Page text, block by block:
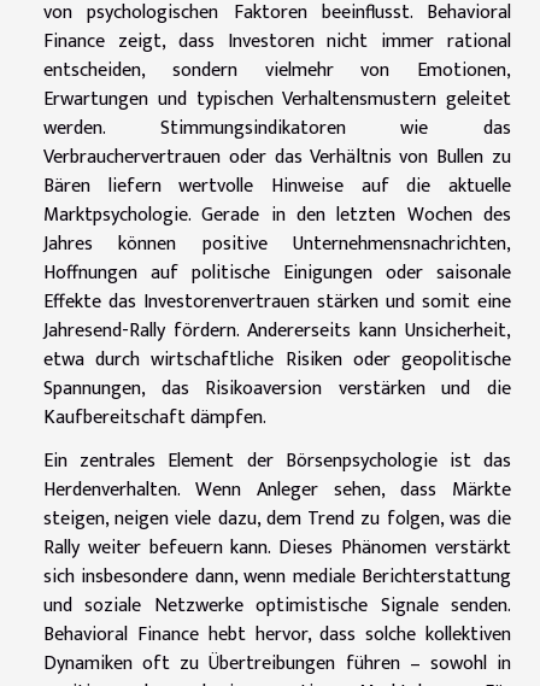
von psychologischen Faktoren beeinflusst. Behavioral
Finance zeigt, dass Investoren nicht immer rational
entscheiden, sondern vielmehr von Emotionen,
Erwartungen und typischen Verhaltensmustern geleitet
werden. Stimmungsindikatoren wie das
Verbrauchervertrauen oder das Verhältnis von Bullen zu
Bären liefern wertvolle Hinweise auf die aktuelle
Marktpsychologie. Gerade in den letzten Wochen des
Jahres können positive Unternehmensnachrichten,
Hoffnungen auf politische Einigungen oder saisonale
Effekte das Investorenvertrauen stärken und somit eine
Jahresend-Rally fördern. Andererseits kann Unsicherheit,
etwa durch wirtschaftliche Risiken oder geopolitische
Spannungen, das Risikoaversion verstärken und die
Kaufbereitschaft dämpfen.
Ein zentrales Element der Börsenpsychologie ist das
Herdenverhalten. Wenn Anleger sehen, dass Märkte
steigen, neigen viele dazu, dem Trend zu folgen, was die
Rally weiter befeuern kann. Dieses Phänomen verstärkt
sich insbesondere dann, wenn mediale Berichterstattung
und soziale Netzwerke optimistische Signale senden.
Behavioral Finance hebt hervor, dass solche kollektiven
Dynamiken oft zu Übertreibungen führen – sowohl in